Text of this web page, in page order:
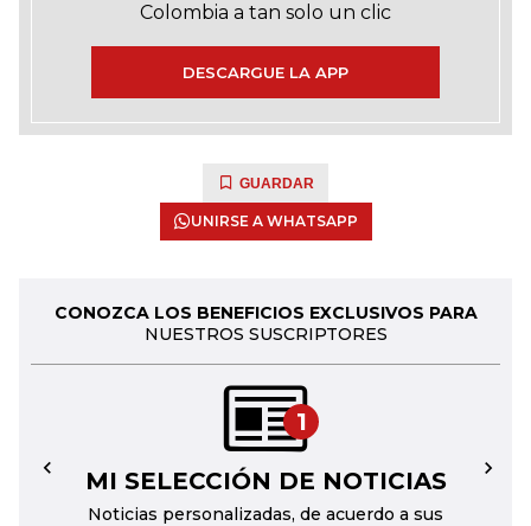
Colombia a tan solo un clic
DESCARGUE LA APP
GUARDAR
UNIRSE A WHATSAPP
CONOZCA LOS BENEFICIOS EXCLUSIVOS PARA
NUESTROS SUSCRIPTORES
1
MI SELECCIÓN DE NOTICIAS
Noticias personalizadas, de acuerdo a sus
← →